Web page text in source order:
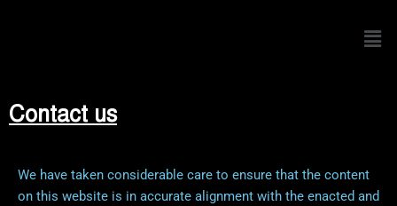
Contact us
We have taken considerable care to ensure that the content
on this website is in accurate alignment with the enacted and